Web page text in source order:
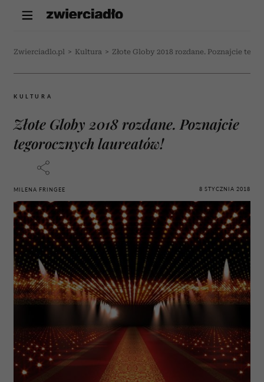
Zwierciadlo.pl > Kultura > Złote Globy 2018 rozdane. Poznajcie
KULTURA
Złote Globy 2018 rozdane. Poznajcie
tegorocznych laureatów!
MILENA FRINGEE 8 STYCZNIA 2018